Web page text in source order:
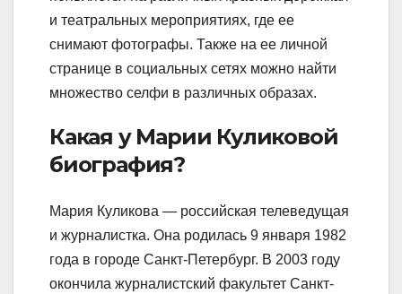
и театральных мероприятиях, где ее
снимают фотографы. Также на ее личной
странице в социальных сетях можно найти
множество селфи в различных образах.
Какая у Марии Куликовой
биография?
Мария Куликова — российская телеведущая
и журналистка. Она родилась 9 января 1982
года в городе Санкт-Петербург. В 2003 году
окончила журналистский факультет Санкт-